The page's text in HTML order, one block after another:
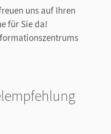
uns auf Ihren
für Sie da!